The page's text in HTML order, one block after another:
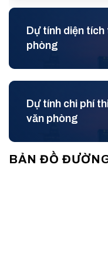
thuật chất lượng,
lượng, hệ thống
tiêu chuẩn, máy
toàn cho khách
là đội ngũ bảo vệ
ninh tòa nhà.
III. THÔNG
TPP
Dự tính diện tích
phòng
Dự tính chi phí
văn phòng
BẢN ĐỒ